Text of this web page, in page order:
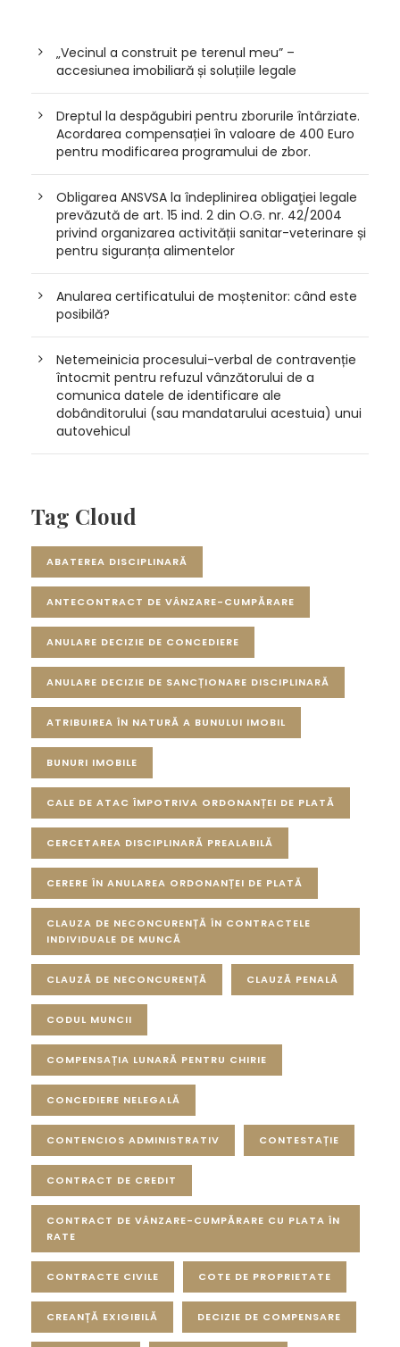
„Vecinul a construit pe terenul meu” –
accesiunea imobiliară și soluțiile legale
Dreptul la despăgubiri pentru zborurile întârziate.
Acordarea compensației în valoare de 400 Euro
pentru modificarea programului de zbor.
Obligarea ANSVSA la îndeplinirea obligaţiei legale
prevăzută de art. 15 ind. 2 din O.G. nr. 42/2004
privind organizarea activității sanitar-veterinare și
pentru siguranța alimentelor
Anularea certificatului de moștenitor: când este
posibilă?
Netemeinicia procesului-verbal de contravenție
întocmit pentru refuzul vânzătorului de a
comunica datele de identificare ale
dobânditorului (sau mandatarului acestuia) unui
autovehicul
Tag Cloud
ABATEREA DISCIPLINARĂ
ANTECONTRACT DE VÂNZARE-CUMPĂRARE
ANULARE DECIZIE DE CONCEDIERE
ANULARE DECIZIE DE SANCȚIONARE DISCIPLINARĂ
ATRIBUIREA ÎN NATURĂ A BUNULUI IMOBIL
BUNURI IMOBILE
CALE DE ATAC ÎMPOTRIVA ORDONANȚEI DE PLATĂ
CERCETAREA DISCIPLINARĂ PREALABILĂ
CERERE ÎN ANULAREA ORDONANȚEI DE PLATĂ
CLAUZA DE NECONCURENȚĂ ÎN CONTRACTELE
INDIVIDUALE DE MUNCĂ
CLAUZĂ DE NECONCURENȚĂ CLAUZĂ PENALĂ
CODUL MUNCII
COMPENSAȚIA LUNARĂ PENTRU CHIRIE
CONCEDIERE NELEGALĂ
CONTENCIOS ADMINISTRATIV CONTESTAȚIE
CONTRACT DE CREDIT
CONTRACT DE VÂNZARE-CUMPĂRARE CU PLATA ÎN
RATE
CONTRACTE CIVILE COTE DE PROPRIETATE
CREANȚĂ EXIGIBILĂ DECIZIE DE COMPENSARE